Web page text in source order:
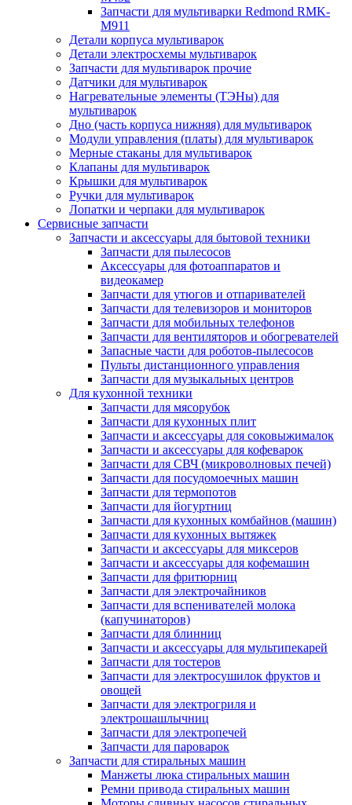
Запчасти для мультиварки Redmond RMK-
M911
Детали корпуса мультиварок
Детали электросхемы мультиварок
Запчасти для мультиварок прочие
Датчики для мультиварок
Нагревательные элементы (ТЭНы) для
мультиварок
Дно (часть корпуса нижняя) для мультиварок
Модули управления (платы) для мультиварок
Мерные стаканы для мультиварок
Клапаны для мультиварок
Крышки для мультиварок
Ручки для мультиварок
Лопатки и черпаки для мультиварок
Сервисные запчасти
Запчасти и аксессуары для бытовой техники
Запчасти для пылесосов
Аксессуары для фотоаппаратов и
видеокамер
Запчасти для утюгов и отпаривателей
Запчасти для телевизоров и мониторов
Запчасти для мобильных телефонов
Запчасти для вентиляторов и обогревателей
Запасные части для роботов-пылесосов
Пульты дистанционного управления
Запчасти для музыкальных центров
Для кухонной техники
Запчасти для мясорубок
Запчасти для кухонных плит
Запчасти и аксессуары для соковыжималок
Запчасти и аксессуары для кофеварок
Запчасти для СВЧ (микроволновых печей)
Запчасти для посудомоечных машин
Запчасти для термопотов
Запчасти для йогуртниц
Запчасти для кухонных комбайнов (машин)
Запчасти для кухонных вытяжек
Запчасти и аксессуары для миксеров
Запчасти и аксессуары для кофемашин
Запчасти для фритюрниц
Запчасти для электрочайников
Запчасти для вспенивателей молока
(капучинаторов)
Запчасти для блинниц
Запчасти и аксессуары для мультипекарей
Запчасти для тостеров
Запчасти для электросушилок фруктов и
овощей
Запчасти для электрогриля и
электрошашлычниц
Запчасти для электропечей
Запчасти для пароварок
Запчасти для стиральных машин
Манжеты люка стиральных машин
Ремни привода стиральных машин